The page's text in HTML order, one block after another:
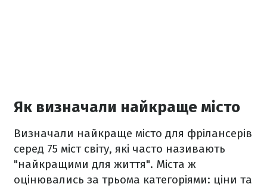
Як визначали найкраще місто
Визначали найкраще місто для фрілансерів
серед 75 міст світу, які часто називають
"найкращими для життя". Міста ж
оцінювались за трьома категоріями: ціни та